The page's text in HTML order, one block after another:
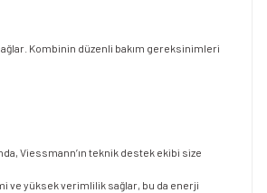
Kombinin düzenli bakım gereksinimleri
Viessmann’ın teknik destek ekibi size
ve yüksek verimlilik sağlar, bu da enerji